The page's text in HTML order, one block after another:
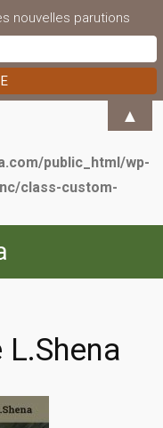
public_html/wp-
class-custom-
nouvelles parutions
▲